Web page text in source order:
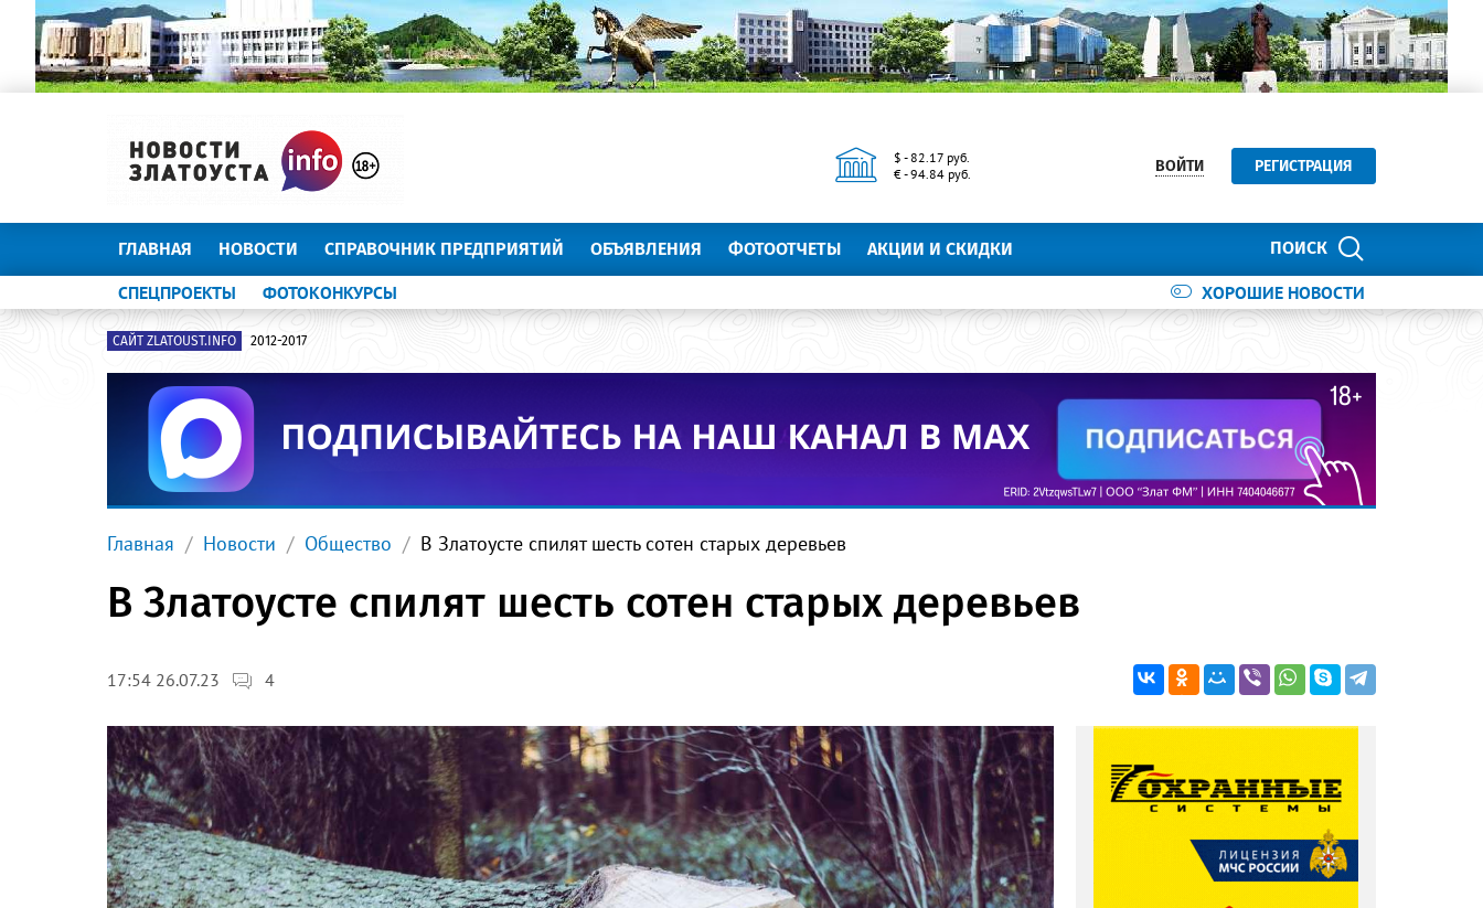
$ - 82.17 руб.
€ - 94.84 руб.
ВОЙТИ РЕГИСТРАЦИЯ
ПОИСК
ГЛАВНАЯ НОВОСТИ СПРАВОЧНИК ПРЕДПРИЯТИЙ ОБЪЯВЛЕНИЯ ФОТООТЧЕТЫ АКЦИИ И СКИДКИ
ХОРОШИЕ НОВОСТИ
СПЕЦПРОЕКТЫ ФОТОКОНКУРСЫ
САЙТ ZLATOUST.INFO 2012-2017
Главная Новости Общество В Златоусте спилят шесть сотен старых деревьев
В Златоусте спилят шесть сотен старых деревьев
17:54 26.07.23 4